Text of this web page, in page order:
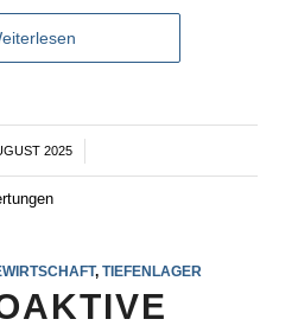
2025
/
,TIEFENLAGER